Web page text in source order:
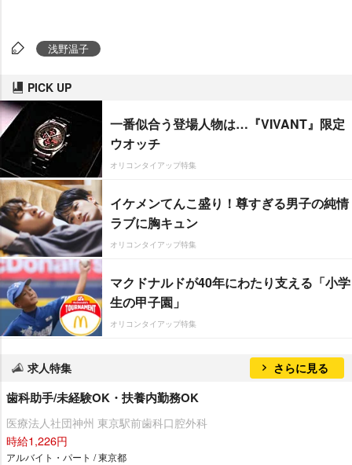
浅野温子
PICK UP
一番似合う登場人物は…『VIVANT』限定
ウオッチ
オリコンタイアップ特集
イケメンてんこ盛り！尊すぎる男子の純情
ラブに胸キュン
オリコンタイアップ特集
マクドナルドが40年にわたり支える「小学
生の甲子園」
オリコンタイアップ特集
求人特集 さらに見る
歯科助手/未経験OK・扶養内勤務OK
医療法人社団神州 東京駅前歯科口腔外科
時給1,226円
アルバイト・パート / 東京都